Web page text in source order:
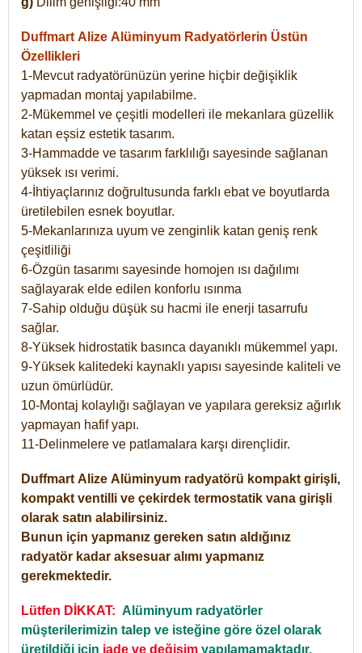
Duffmart Alize Alüminyum Radyatörlerin Üstün
Özellikleri
1-Mevcut radyatörünüzün yerine hiçbir değişiklik
yapmadan montaj yapılabilme.
2-Mükemmel ve çeşitli modelleri ile mekanlara güzellik
katan eşsiz estetik tasarım.
3-Hammadde ve tasarım farklılığı sayesinde sağlanan
yüksek ısı verimi.
4-İhtiyaçlarınız doğrultusunda farklı ebat ve boyutlarda
üretilebilen esnek boyutlar.
5-Mekanlarınıza uyum ve zenginlik katan geniş renk
çeşitliliği
6-Özgün tasarımı sayesinde homojen ısı dağılımı
sağlayarak elde edilen konforlu ısınma
7-Sahip olduğu düşük su hacmi ile enerji tasarrufu
sağlar.
8-Yüksek hidrostatik basınca dayanıklı mükemmel yapı.
9-Yüksek kalitedeki kaynaklı yapısı sayesinde kaliteli ve
uzun ömürlüdür.
10-Montaj kolaylığı sağlayan ve yapılara gereksiz ağırlık
yapmayan hafif yapı.
11-Delinmelere ve patlamalara karşı dirençlidir.
Duffmart Alize Alüminyum radyatörü kompakt girişli,
kompakt ventilli ve çekirdek termostatik vana girişli
olarak satın alabilirsiniz.
Bunun için yapmanız gereken satın aldığınız
radyatör kadar aksesuar alımı yapmanız
gerekmektedir.
Lütfen DİKKAT: Alüminyum radyatörler
müşterilerimizin talep ve isteğine göre özel olarak
üretildiği için iade ve değişim yapılamamaktadır.